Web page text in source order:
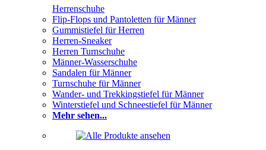
Herrenschuhe
Flip-Flops und Pantoletten für Männer
Gummistiefel für Herren
Herren-Sneaker
Herren Turnschuhe
Männer-Wasserschuhe
Sandalen für Männer
Turnschuhe für Männer
Wander- und Trekkingstiefel für Männer
Winterstiefel und Schneestiefel für Männer
Mehr sehen...